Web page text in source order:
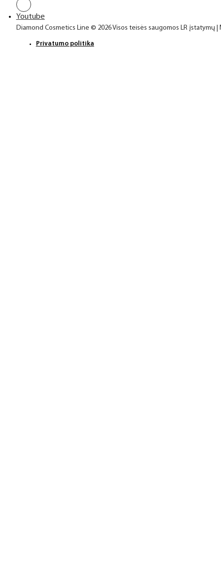
TikTok
Youtube